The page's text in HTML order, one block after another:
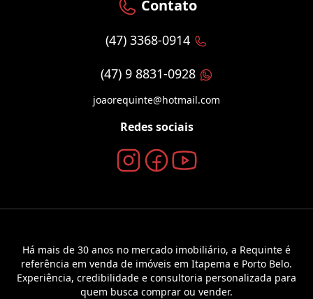
Contato
(47) 3368-0914
(47) 9 8831-0928
joaorequinte@hotmail.com
Redes sociais
Há mais de 30 anos no mercado imobiliário, a Requinte é
referência em venda de imóveis em Itapema e Porto Belo.
Experiência, credibilidade e consultoria personalizada para
quem busca comprar ou vender.